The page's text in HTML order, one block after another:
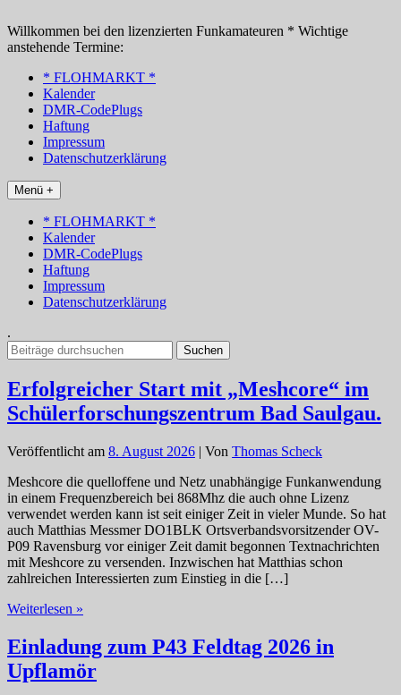
Inhalt
springen
Willkommen bei den lizenzierten Funkamateuren * Wichtige
anstehende Termine:
* FLOHMARKT *
Kalender
DMR-CodePlugs
Haftung
Impressum
Datenschutzerklärung
Menü +
* FLOHMARKT *
Kalender
DMR-CodePlugs
Haftung
Impressum
Datenschutzerklärung
.
Suchen
nach:
Erfolgreicher Start mit „Meshcore“ im
Schülerforschungszentrum Bad Saulgau.
Veröffentlicht am 8. August 2026 | Von Thomas Scheck
Meshcore die quelloffene und Netz unabhängige Funkanwendung
in einem Frequenzbereich bei 868Mhz die auch ohne Lizenz
verwendet werden kann ist seit einiger Zeit in vieler Munde. So hat
auch Matthias Messmer DO1BLK Ortsverbandsvorsitzender OV-
P09 Ravensburg vor einiger Zeit damit begonnen Textnachrichten
mit Meshcore zu versenden. Inzwischen hat Matthias schon
zahlreichen Interessierten zum Einstieg in die […]
Weiterlesen »
mit
„Meshcore“
im
Einladung zum P43 Feldtag 2026 in
Upflamör